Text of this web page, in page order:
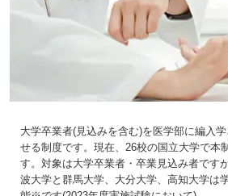
大学卒業者(見込みを含む)を医学部に編入
せる制度です。現在、26校の国立大学で本
す。対象は大学卒業者・卒業見込み者です
波大学と群馬大学、大分大学、高知大学は